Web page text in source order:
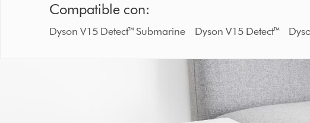
Compatible con:
Dyson V15 Detect™ Submarine Dyson V15 Detect™